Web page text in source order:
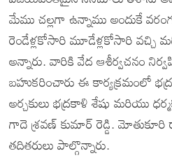
మేము చల్లగా ఉన్నాము అందుకే
రెండేళ్లకోసారి మూడేళ్లకోసారి వచ్చి
అన్నారు. వారికి వేద ఆశీర్వచనం
బహుకరించారు ఈ కార్యక్రమంలో
అర్చకులు భద్రకాళి శేషు మరియు
గాదె శ్రవణ్ కుమార్ రెడ్డి.
తదితరులు పాల్గొన్నారు.